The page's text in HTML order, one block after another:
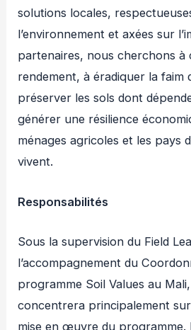
solutions locales,
l’environnement et axées sur
partenaires, nous cherchons à
rendement, à éradiquer la faim
préserver les sols dont
générer une résilience
ménages agricoles et les pays
vivent.
Responsabilités
Sous la supervision du Field
l’accompagnement du
programme Soil Values au
concentrera principalement
mise en œuvre du programme.